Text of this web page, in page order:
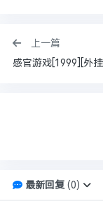
上一篇
最新回复 (0)